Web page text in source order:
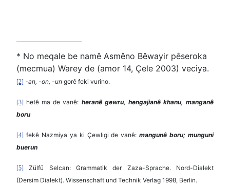
* No meqale be namê Asmêno Bêwayir pêseroka
(mecmua) Warey de (amor 14, Çele 2003) veciya.
[2] -an, -on, -un gorê feki vurino.
[3] hetê ma de vanê: heranê gewru, hengajianê khanu, manganê
boru
[4] fekê Nazmiya ya ki Çewlıgi de vanê:mangunê boru; munguni
buerun
[5]
Zülfü Selcan: Grammatik der Zaza-Sprache. Nord-Dialekt
(Dersim Dialekt). Wissenschaft und Technik Verlag 1998, Berlin.